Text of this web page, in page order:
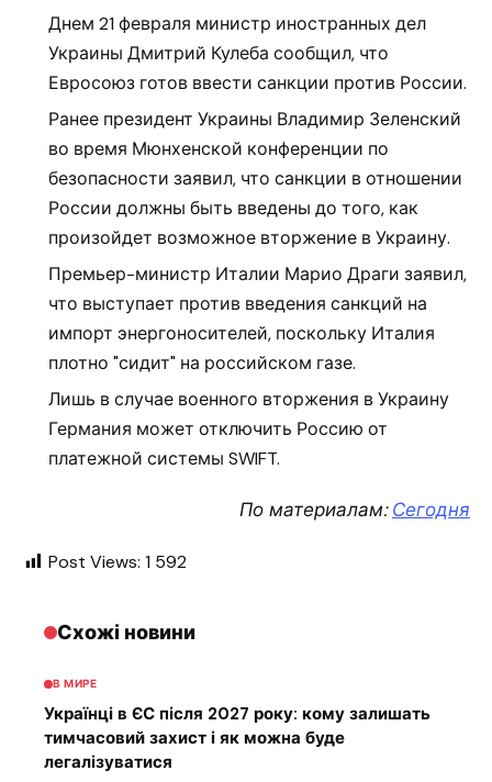
Днем 21 февраля министр иностранных дел
Украины Дмитрий Кулеба сообщил, что
Евросоюз готов ввести санкции против России.
Ранее президент Украины Владимир Зеленский
во время Мюнхенской конференции по
безопасности заявил, что санкции в отношении
России должны быть введены до того, как
произойдет возможное вторжение в Украину.
Премьер-министр Италии Марио Драги заявил,
что выступает против введения санкций на
импорт энергоносителей, поскольку Италия
плотно "сидит" на российском газе.
Лишь в случае военного вторжения в Украину
Германия может отключить Россию от
платежной системы SWIFT.
По материалам:Сегодня
Post Views: 1 592
Схожі новини
В МИРЕ
Українці в ЄС після 2027 року: кому залишать
тимчасовий захист і як можна буде
легалізуватися